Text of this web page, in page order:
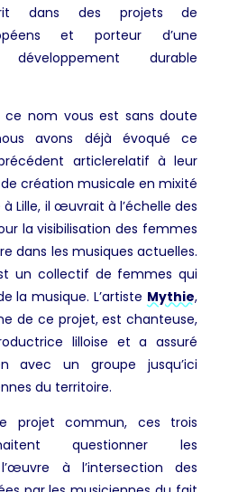
dans des projets de
et porteur d’une
durable
ce nom vous est sans doute
avons déjà évoqué ce
articlerelatif à leur
création musicale en mixité
à Lille, il œuvrait à l’échelle des
la visibilisation des femmes
dans les musiques actuelles.
un collectif de femmes qui
la musique. L’artiste Mythie,
de ce projet, est chanteuse,
lilloise et a assuré
avec un groupe jusqu’ici
du territoire.
projet commun, ces trois
questionner les
à l’intersection des